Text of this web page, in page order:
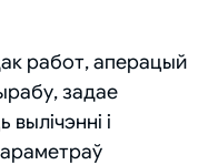
работ, аперацый
задае
і